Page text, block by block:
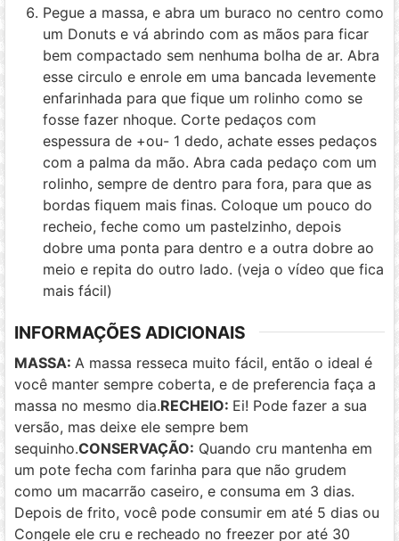
Pegue a massa, e abra um buraco no centro como
um Donuts e vá abrindo com as mãos para ficar
bem compactado sem nenhuma bolha de ar. Abra
esse circulo e enrole em uma bancada levemente
enfarinhada para que fique um rolinho como se
fosse fazer nhoque. Corte pedaços com
espessura de +ou- 1 dedo, achate esses pedaços
com a palma da mão. Abra cada pedaço com um
rolinho, sempre de dentro para fora, para que as
bordas fiquem mais finas. Coloque um pouco do
recheio, feche como um pastelzinho, depois
dobre uma ponta para dentro e a outra dobre ao
meio e repita do outro lado. (veja o vídeo que fica
mais fácil)
INFORMAÇÕES ADICIONAIS
MASSA: A massa resseca muito fácil, então o ideal é
você manter sempre coberta, e de preferencia faça a
massa no mesmo dia.RECHEIO: Ei! Pode fazer a sua
versão, mas deixe ele sempre bem
sequinho.CONSERVAÇÃO: Quando cru mantenha em
um pote fecha com farinha para que não grudem
como um macarrão caseiro, e consuma em 3 dias.
Depois de frito, você pode consumir em até 5 dias ou
Congele ele cru e recheado no freezer por até 30